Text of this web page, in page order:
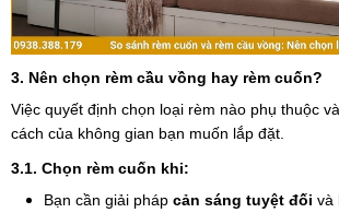
3. Nên chọn rèm cầu vồng hay rèm cuốn?
Việc quyết định chọn loại rèm nào phụ thuộc
cách của không gian bạn muốn lắp đặt.
3.1. Chọn rèm cuốn khi:
Bạn cần giải pháp cản sáng tuyệt đối và